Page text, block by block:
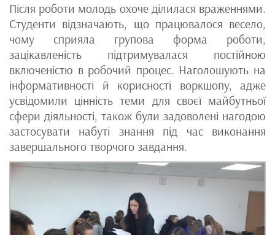
Після роботи молодь охоче ділилася враженнями.
Студенти відзначають, що працювалося весело,
чому сприяла групова форма роботи,
зацікавленість підтримувалася постійною
включеністю в робочий процес. Наголошують на
інформативності й корисності воркшопу, адже
усвідомили цінність теми для своєї майбутньої
сфери діяльності, також були задоволені нагодою
застосувати набуті знання під час виконання
завершального творчого завдання.